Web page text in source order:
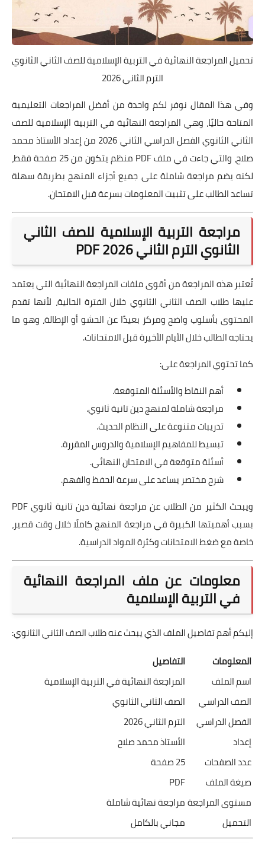
تحميل المراجعة النهائية في التربية الإسلامية للصف الثاني الثانوي
الترم الثاني 2026
وفي هذا المقال نوفر لكم واحدة من أفضل المراجعات التعليمية
المتاحة حاليًا، وهي المراجعة النهائية في التربية الإسلامية للصف
الثاني الثانوي الفصل الدراسي الثاني 2026 من إعداد الأستاذ محمد
صلاح، والتي جاءت في ملف PDF منظم يتكون من 25 صفحة فقط،
لكنه يضم مراجعة شاملة على جميع أجزاء المنهج بطريقة سهلة
تساعد الطالب على تثبيت المعلومات بسرعة قبل الامتحان.
مراجعة التربية الإسلامية للصف الثاني
الثانوي الترم الثاني 2026 PDF
تُعتبر هذه المراجعة من أقوى ملفات المراجعة النهائية التي يعتمد
عليها طلاب الصف الثاني الثانوي خلال الفترة الحالية، لأنها تقدم
المحتوى بأسلوب واضح ومركز بعيدًا عن الحشو أو الإطالة، وهو ما
يحتاجه الطالب خلال الأيام الأخيرة قبل الامتحانات.
كما تحتوي المراجعة على:
أهم النقاط والأسئلة المتوقعة.
مراجعة شاملة لمنهج دين تانية ثانوي.
تدريبات متنوعة على النظام الحديث.
تبسيط للمفاهيم الإسلامية والدروس المقررة.
أسئلة متوقعة في الامتحان النهائي.
شرح مختصر يساعد على سرعة الحفظ والفهم.
ويبحث الكثير من الطلاب عن مراجعة نهائية دين تانية ثانوي PDF
بسبب أهميتها الكبيرة في مراجعة المنهج كاملًا خلال وقت قصير،
خاصة مع ضغط الامتحانات وكثرة المواد الدراسية.
معلومات عن ملف المراجعة النهائية
في التربية الإسلامية
إليكم أهم تفاصيل الملف الذي يبحث عنه طلاب الصف الثاني الثانوي:
المعلومات
التفاصيل
اسم الملف
المراجعة النهائية في التربية الإسلامية
الصف الدراسي
الصف الثاني الثانوي
الفصل الدراسي
الترم الثاني 2026
إعداد
الأستاذ محمد صلاح
عدد الصفحات
25 صفحة
صيغة الملف
PDF
مستوى المراجعةمراجعة نهائية شاملة
التحميل
مجاني بالكامل